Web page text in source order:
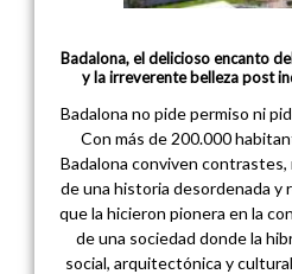
Badalona, el delicioso encanto
y la irreverente belleza post
Badalona no pide permiso ni
Con más de 200.000
Badalona conviven
de una historia desordenada y
que la hicieron pionera en la
de una sociedad donde la
social, arquitectónica y